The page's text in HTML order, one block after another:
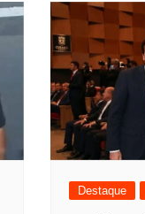
Destaque